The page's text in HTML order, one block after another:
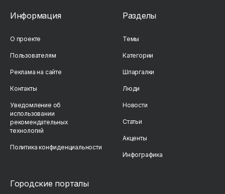
Информация
О проекте
Пользователям
Реклама на сайте
Контакты
Уведомление об
использовании
рекомендательных
технологий
Политика конфиденциальности
Разделы
Темы
Категории
Шпаргалки
Люди
Новости
Статьи
Акценты
Инфографика
Городские порталы